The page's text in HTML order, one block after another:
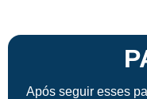
Após seguir esses